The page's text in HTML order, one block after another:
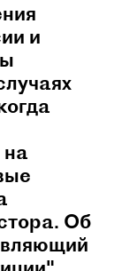
и
на
Об